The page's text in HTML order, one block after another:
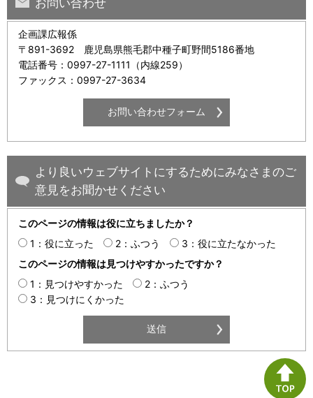
お問い合わせ
企画課広報係
〒891-3692 鹿児島県熊毛郡中種子町野間5186番地
電話番号：0997-27-1111（内線259）
ファックス：0997-27-3634
より良いウェブサイトにするためにみなさまのご
意見をお聞かせください
このページの情報は役に立ちましたか？
1：役に立った
2：ふつう
3：役に立たなかった
このページの情報は見つけやすかったですか？
1：見つけやすかった
2：ふつう
3：見つけにくかった